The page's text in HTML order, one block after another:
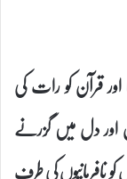
قرآن کو رات کی
اور دل میں گزرنے